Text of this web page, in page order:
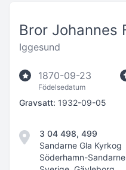
Bror Johannes
Iggesund
1870-09-23
Födelsedatum
Gravsatt: 1932-09-05
3 04 498, 499
Sandarne Gla Kyrkog
Söderhamn-